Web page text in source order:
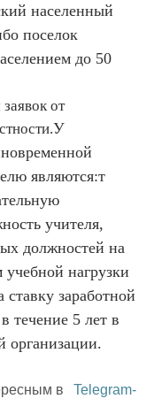
населенный
поселок
до 50
от
У
являются:т
учителя,
должностей на
нагрузки
заработной
течение 5 лет в
организации.
в
Telegram-